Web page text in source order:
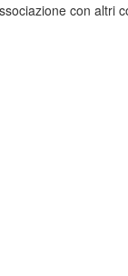
con altri